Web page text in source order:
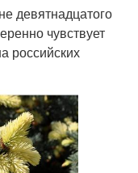
девятнадцатого
чувствует
российских